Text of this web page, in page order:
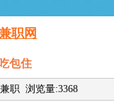
职网
包住
职 浏览量:3368